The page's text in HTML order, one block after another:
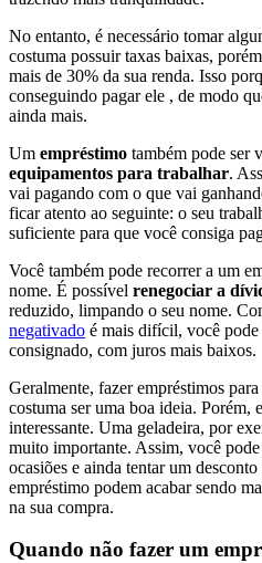
No entanto, é necessário tomar
costuma possuir taxas baixas,
mais de 30% da sua renda. Isso
conseguindo pagar ele , de modo
ainda mais.
Um empréstimo também pode ser
equipamentos para trabalhar.
vai pagando com o que vai
ficar atento ao seguinte: o seu
suficiente para que você consiga
Você também pode recorrer a um
nome. É possível renegociar a
reduzido, limpando o seu nome.
negativado é mais difícil, você
consignado, com juros mais baixos.
Geralmente, fazer empréstimos
costuma ser uma boa ideia. Porém,
interessante. Uma geladeira, por
muito importante. Assim, você
ocasiões e ainda tentar um
empréstimo podem acabar sendo
na sua compra.
Quando não fazer um